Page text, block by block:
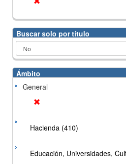
Buscar solo por título
Ámbito
General
Hacienda (410)
Educación, Universidades,